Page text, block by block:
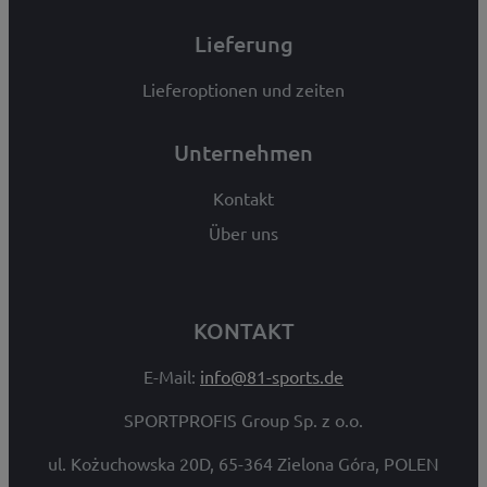
Lieferung
Lieferoptionen und zeiten
Unternehmen
Kontakt
Über uns
KONTAKT
E-Mail: info@81-sports.de
SPORTPROFIS Group Sp. z o.o.
ul. Kożuchowska 20D, 65-364 Zielona Góra, POLEN